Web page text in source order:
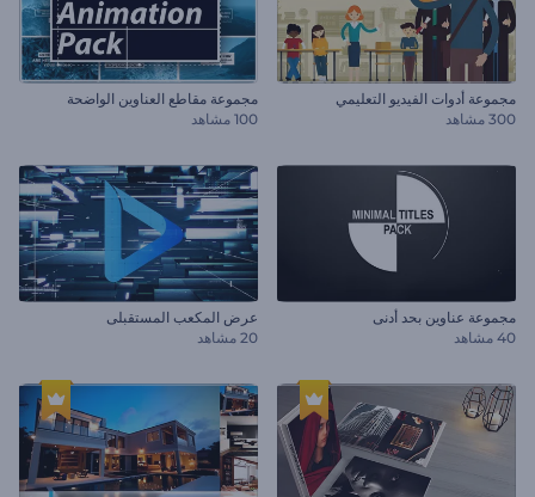
مجموعة أدوات الفيديو التعليمي
300 مشاهد
مجموعة مقاطع العناوين الواضحة
100 مشاهد
مجموعة عناوين بحد أدنى
40 مشاهد
عرض المكعب المستقبلى
20 مشاهد